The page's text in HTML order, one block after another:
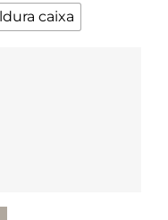
caixa